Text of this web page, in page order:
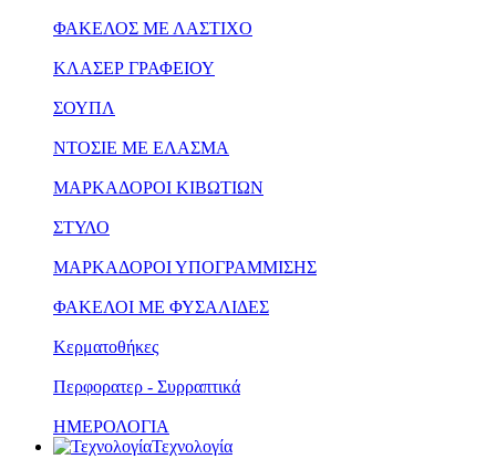
ΦΑΚΕΛΟΣ ΜΕ ΛΑΣΤΙΧΟ
ΚΛΑΣΕΡ ΓΡΑΦΕΙΟΥ
ΣΟΥΠΛ
ΝΤΟΣΙΕ ΜΕ ΕΛΑΣΜΑ
ΜΑΡΚΑΔΟΡΟΙ ΚΙΒΩΤΙΩΝ
ΣΤΥΛΟ
ΜΑΡΚΑΔΟΡΟΙ ΥΠΟΓΡΑΜΜΙΣΗΣ
ΦΑΚΕΛΟΙ ΜΕ ΦΥΣΑΛΙΔΕΣ
Κερματοθήκες
Περφορατερ - Συρραπτικά
ΗΜΕΡΟΛΟΓΙΑ
Τεχνολογία